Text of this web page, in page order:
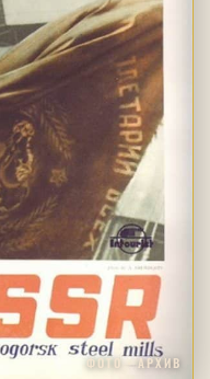
ФОТО · АРХИВ